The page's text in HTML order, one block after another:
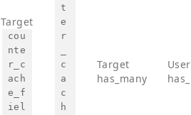
Target
cou
nte
r_c
ach
e_f
iel
t
e
r
c
a
c
h
Target
has_many
User